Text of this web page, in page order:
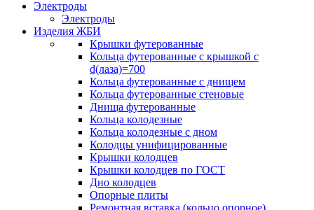
Электроды
Электроды
Изделия ЖБИ
Крышки футерованные
Кольца футерованные с крышкой с
d(лаза)=700
Кольца футерованные с днищем
Кольца футерованные стеновые
Днища футерованные
Кольца колодезные
Кольца колодезные с дном
Колодцы унифицированные
Крышки колодцев
Крышки колодцев по ГОСТ
Дно колодцев
Опорные плиты
Ремонтная вставка (кольцо опорное)